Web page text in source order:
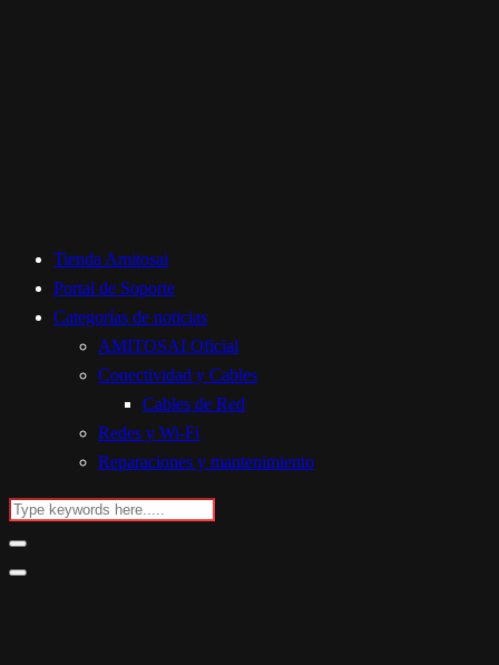
Tienda Amitosai
Portal de Soporte
Categorías de noticias
AMITOSAI Oficial
Conectividad y Cables
Cables de Red
Redes y Wi-Fi
Reparaciones y mantenimiento